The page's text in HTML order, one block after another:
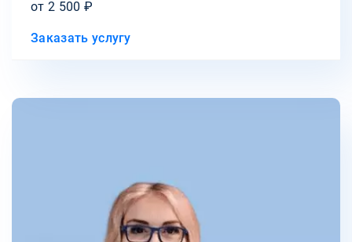
от 2 500 ₽
Заказать услугу